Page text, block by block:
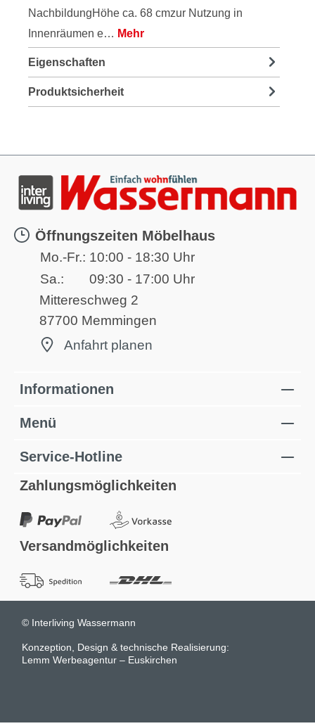
NachbildungHöhe ca. 68 cmzur Nutzung in
Innenräumen e… Mehr
Eigenschaften
Produktsicherheit
Öffnungszeiten Möbelhaus
Mo.-Fr.: 10:00 - 18:30 Uhr
Sa.:
09:30 - 17:00 Uhr
Mittereschweg 2
87700 Memmingen
Anfahrt planen
Informationen
Menü
Service-Hotline
Zahlungsmöglichkeiten
Versandmöglichkeiten
© Interliving Wassermann
Konzeption, Design & technische Realisierung:
Lemm Werbeagentur – Euskirchen